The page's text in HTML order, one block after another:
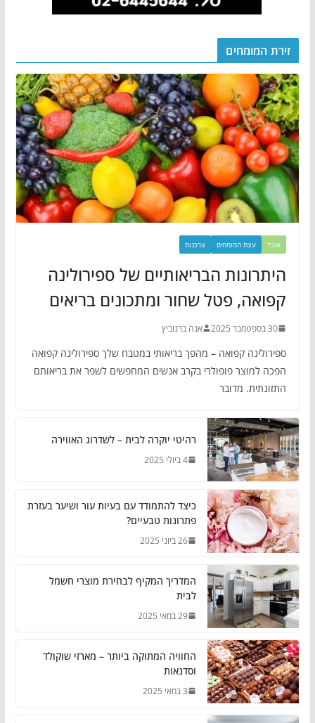
זירת המומחים
אוכל עצת המומחים צרכנות
היתרונות הבריאותיים של ספירולינה
קפואה, פטל שחור ומתכונים בריאים
30 בספטמבר 2025 אנה ברנוביץ
ספירולינה קפואה – מהפך בריאותי במטבח שלך ספירולינה קפואה
הפכה למוצר פופולרי בקרב אנשים המחפשים לשפר את בריאותם
התזונתית. מדובר
רהיטי יוקרה לבית – לשדרוג האווירה
4 ביולי 2025
כיצד להתמודד עם בעיות עור ושיער בעזרת
פתרונות טבעיים?
26 ביוני 2025
המדריך המקיף לבחירת מוצרי חשמל
לבית
29 במאי 2025
החוויה המתוקה ביותר – מארזי שוקולד
וסדנאות
3 במאי 2025